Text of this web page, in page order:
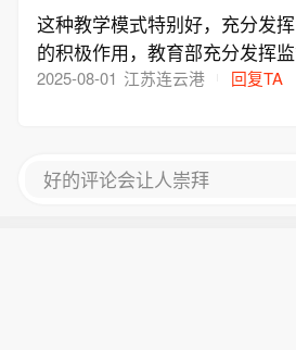
这种教学模式特别好，充分发
的积极作用，教育部充分发挥
不合格学校，特别是一些民办企
的学校有何用？只为了让少数
分人腰包鼓起来吗？只为了让
2025-08-01 江苏连云港 回复TA
好的评论会让人崇拜